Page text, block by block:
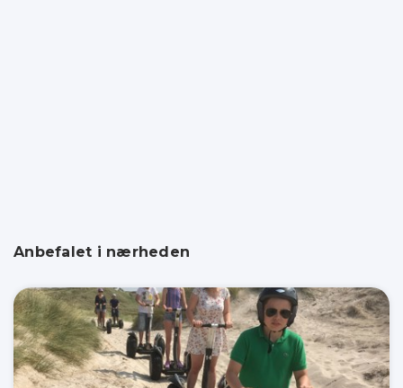
Anbefalet i nærheden